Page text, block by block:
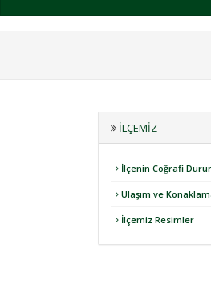
İLÇEMIZ
İlçenin Coğrafi
Ulaşım ve
İlçemiz Resimler